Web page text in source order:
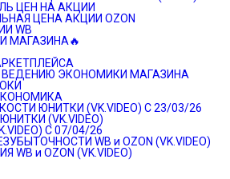
ЦЕН НА АКЦИИ
ЦЕНА АКЦИИ OZON
WB
МАГАЗИНА🔥
ЭКОНОМИКИ МАГАЗИНА
ЮНИТКИ (VK.VIDEO) C 23/03/26
(VK.VIDEO)
C 07/04/26
WB и OZON (VK.VIDEO)
и OZON (VK.VIDEO)